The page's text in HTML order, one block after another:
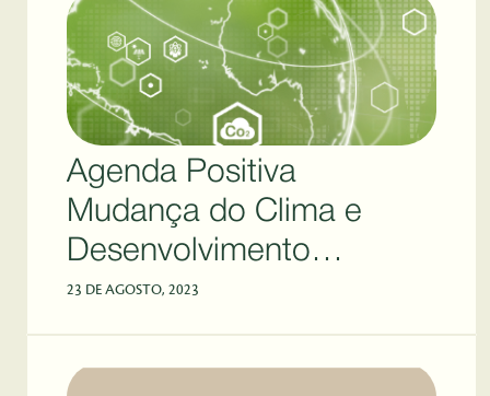
Agenda Positiva
Mudança do Clima e
Desenvolvimento
Sustentável
23 DE AGOSTO, 2023